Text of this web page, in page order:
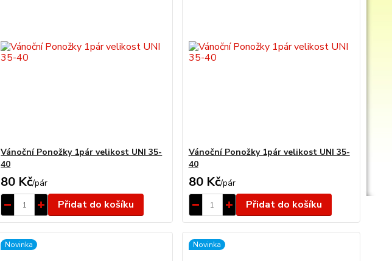
Vánoční Ponožky 1pár velikost UNI 35-
40
80 Kč/pár
Přidat do košíku
Vánoční Ponožky 1pár velikost UNI 35-
40
80 Kč/pár
Přidat do košíku
Novinka Novinka